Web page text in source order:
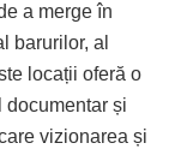
a merge în
barurilor, al
locații oferă o
documentar și
vizionarea și